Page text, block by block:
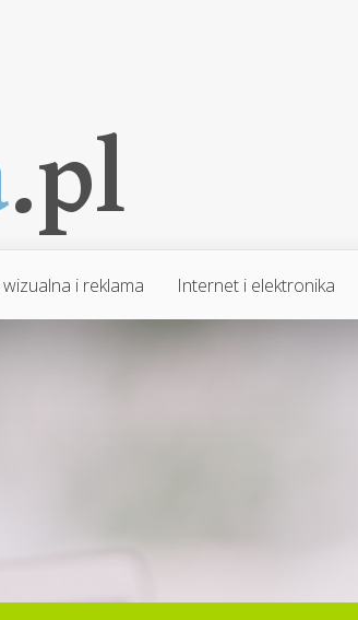
i reklama Internet i elektronika